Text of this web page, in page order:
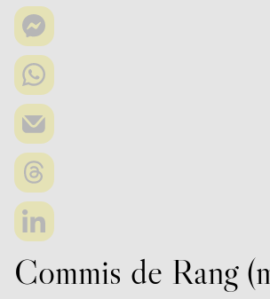
Commis de Rang